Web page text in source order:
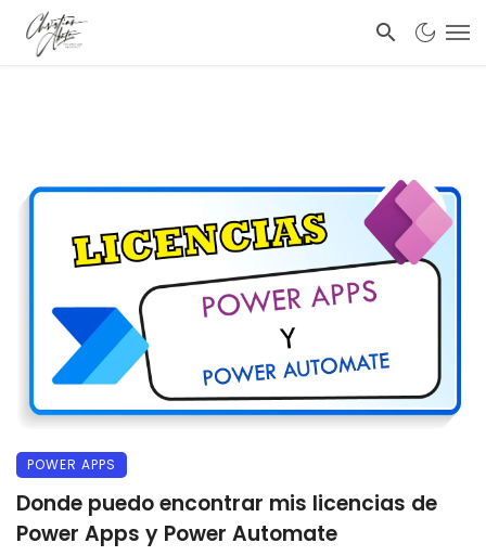
POWER APPS
Donde puedo encontrar mis licencias de
Power Apps y Power Automate